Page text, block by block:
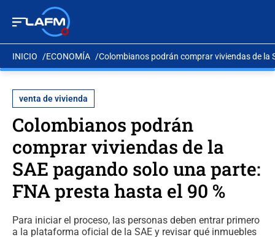
INICIO ECONOMÍA Colombianos podrán comprar viviendas de la
venta de vivienda
Colombianos podrán
comprar viviendas de la
SAE pagando solo una parte:
FNA presta hasta el 90 %
Para iniciar el proceso, las personas deben entrar primero
a la plataforma oficial de la SAE y revisar qué inmuebles